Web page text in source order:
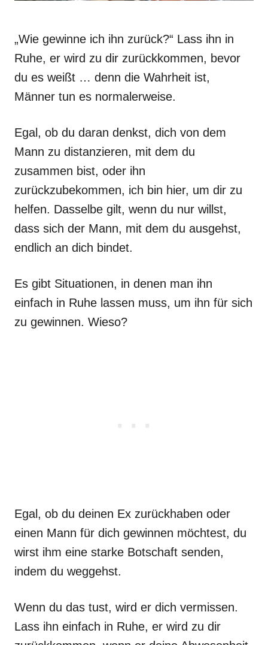
„Wie gewinne ich ihn zurück?“ Lass ihn in
Ruhe, er wird zu dir zurückkommen, bevor
du es weißt … denn die Wahrheit ist,
Männer tun es normalerweise.
Egal, ob du daran denkst, dich von dem
Mann zu distanzieren, mit dem du
zusammen bist, oder ihn
zurückzubekommen, ich bin hier, um dir zu
helfen. Dasselbe gilt, wenn du nur willst,
dass sich der Mann, mit dem du ausgehst,
endlich an dich bindet.
Es gibt Situationen, in denen man ihn
einfach in Ruhe lassen muss, um ihn für sich
zu gewinnen. Wieso?
Egal, ob du deinen Ex zurückhaben oder
einen Mann für dich gewinnen möchtest, du
wirst ihm eine starke Botschaft senden,
indem du weggehst.
Wenn du das tust, wird er dich vermissen.
Lass ihn einfach in Ruhe, er wird zu dir